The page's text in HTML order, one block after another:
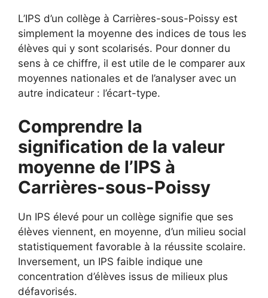
L’IPS d’un collège à Carrières-sous-Poissy est
simplement la moyenne des indices de tous les
élèves qui y sont scolarisés. Pour donner du
sens à ce chiffre, il est utile de le comparer aux
moyennes nationales et de l’analyser avec un
autre indicateur : l’écart-type.
Comprendre la
signification de la valeur
moyenne de l’IPS à
Carrières-sous-Poissy
Un IPS élevé pour un collège signifie que ses
élèves viennent, en moyenne, d’un milieu social
statistiquement favorable à la réussite scolaire.
Inversement, un IPS faible indique une
concentration d’élèves issus de milieux plus
défavorisés.